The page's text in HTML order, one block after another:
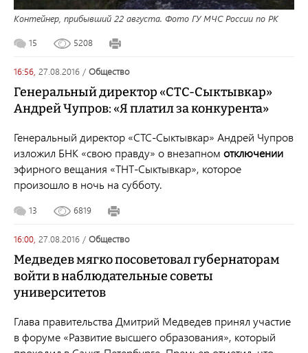
Контейнер, прибывший 22 августа. Фото ГУ МЧС России по РК
15 5208
16:56, 27.08.2016 / общество
Генеральный директор «СТС-Сыктывкар»
Андрей Чупров: «Я платил за конкурента»
Генеральный директор «СТС-Сыктывкар» Андрей Чупров
изложил БНК «свою правду» о внезапном отключении
эфирного вещания «ТНТ-Сыктывкар», которое
произошло в ночь на субботу.
13 6819
16:00, 27.08.2016 / общество
Медведев мягко посоветовал губернаторам
войти в наблюдательные советы
университетов
Глава правительства Дмитрий Медведев принял участие
в форуме «Развитие высшего образования», который